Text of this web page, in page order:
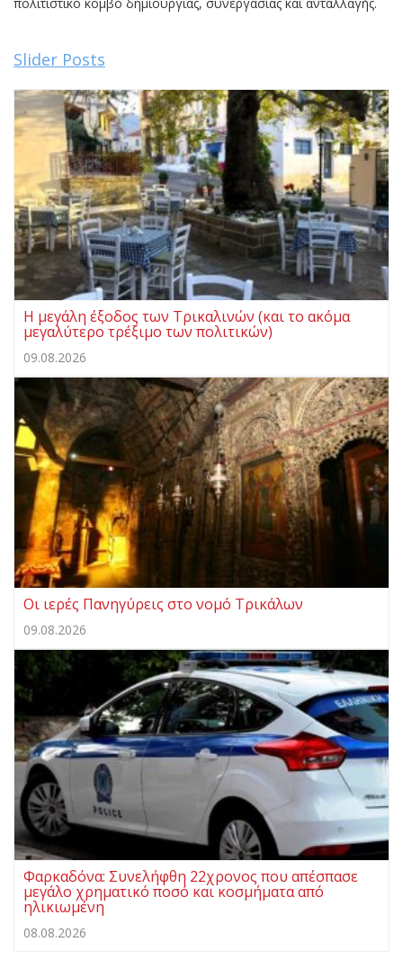
Slider Posts
Η μεγάλη έξοδος των Τρικαλινών (και το ακόμα
μεγαλύτερο τρέξιμο των πολιτικών)
09.08.2026
Οι ιερές Πανηγύρεις στο νομό Τρικάλων
09.08.2026
Φαρκαδόνα: Συνελήφθη 22χρονος που απέσπασε
μεγάλο χρηματικό ποσό και κοσμήματα από
ηλικιωμένη
08.08.2026